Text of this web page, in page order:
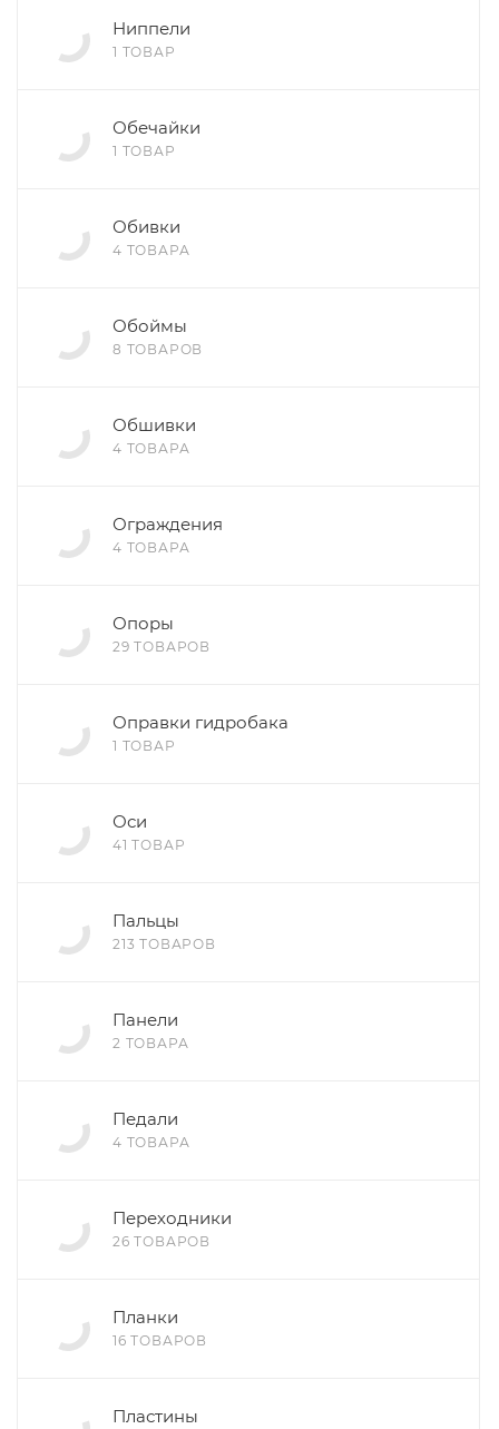
Ниппели
1 ТОВАР
Обечайки
1 ТОВАР
Обивки
4 ТОВАРА
Обоймы
8 ТОВАРОВ
Обшивки
4 ТОВАРА
Ограждения
4 ТОВАРА
Опоры
29 ТОВАРОВ
Оправки гидробака
1 ТОВАР
Оси
41 ТОВАР
Пальцы
213 ТОВАРОВ
Панели
2 ТОВАРА
Педали
4 ТОВАРА
Переходники
26 ТОВАРОВ
Планки
16 ТОВАРОВ
Пластины